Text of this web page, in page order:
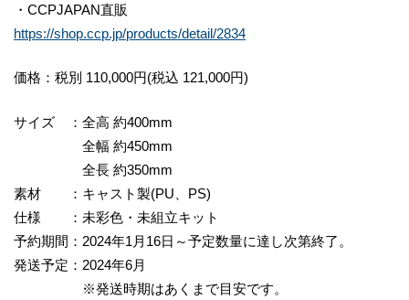
・CCPJAPAN直販
https://shop.ccp.jp/products/detail/2834
価格：税別 110,000円(税込 121,000円)
サイズ ：全高 約400mm
全幅 約450mm
全長 約350mm
素材 ：キャスト製(PU、PS)
仕様 ：未彩色・未組立キット
予約期間：2024年1月16日～予定数量に達し次第終了。
発送予定：2024年6月
※発送時期はあくまで目安です。